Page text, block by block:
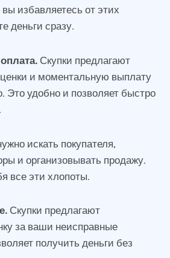
вы избавляетесь от этих
деньги сразу.
Скупки предлагают
и моментальную выплату
Это удобно и позволяет быстро
искать покупателя,
и организовывать продажу.
все эти хлопоты.
Скупки предлагают
за ваши неисправные
получить деньги без